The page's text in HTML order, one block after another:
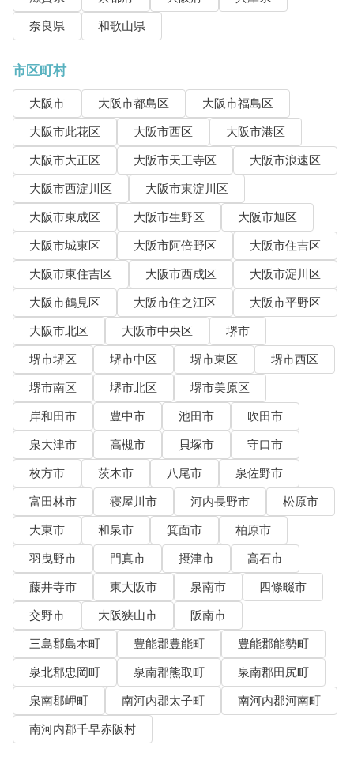
奈良県
和歌山県
市区町村
大阪市 大阪市都島区
大阪市福島区
大阪市此花区
大阪市西区
大阪市港区
大阪市大正区
大阪市天王寺区
大阪市浪速区
大阪市西淀川区
大阪市東淀川区
大阪市東成区
大阪市生野区
大阪市旭区
大阪市城東区
大阪市阿倍野区
大阪市住吉区
大阪市東住吉区
大阪市西成区
大阪市淀川区
大阪市鶴見区
大阪市住之江区
大阪市平野区
大阪市北区
大阪市中央区
堺市
堺市堺区
堺市中区 堺市東区
堺市西区
堺市南区
堺市北区
堺市美原区
岸和田市
豊中市 池田市
吹田市
泉大津市
高槻市 貝塚市
守口市
枚方市
茨木市 八尾市
泉佐野市
富田林市
寝屋川市 河内長野市
松原市
大東市
和泉市 箕面市
柏原市
羽曳野市
門真市 摂津市
高石市
藤井寺市
東大阪市 泉南市
四條畷市
交野市
大阪狭山市
阪南市
三島郡島本町
豊能郡豊能町
豊能郡能勢町
泉北郡忠岡町
泉南郡熊取町
泉南郡田尻町
泉南郡岬町
南河内郡太子町
南河内郡河南町
南河内郡千早赤阪村